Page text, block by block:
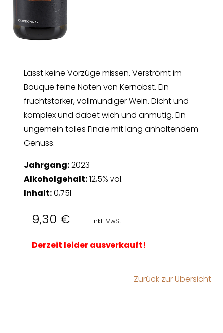
Lässt keine Vorzüge missen. Verströmt im
Bouque feine Noten von Kernobst. Ein
fruchtstarker, vollmundiger Wein. Dicht und
komplex und dabet wich und anmutig. Ein
ungemein tolles Finale mit lang anhaltendem
Genuss.
Jahrgang:2023
Alkoholgehalt:12,5% vol.
Inhalt:0,75l
9,30 € inkl. MwSt.
Derzeit leider ausverkauft!
Zurück zur Übersicht